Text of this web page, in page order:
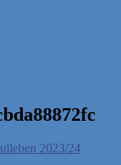
2023/24